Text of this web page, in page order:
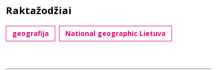
Raktažodžiai
geografija National geographic Lietuva